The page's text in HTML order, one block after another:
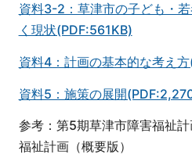
資料3-2：草津市の子ども・
く現状(PDF:561KB)
資料4：計画の基本的な考え
資料5：施策の展開
参考：第5期草津市障害福祉
福祉計画（概要版）